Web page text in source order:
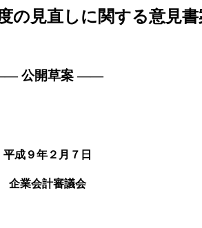
の見直しに関する意見書
公開草案 ――
平成９年２月７日
企業会計審議会